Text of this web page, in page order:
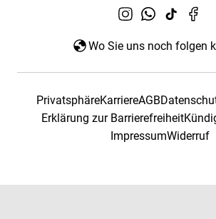
Wo Sie uns noch folgen
PrivatsphäreKarriereAGB
Erklärung zur Barrierefreiheit
ImpressumWiderruf